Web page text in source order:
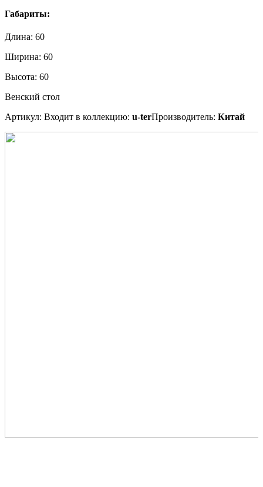
Габариты:
Длина: 60
Ширина: 60
Высота: 60
Венский стол
Артикул: Входит в коллекцию: u-terПроизводитель: Китай